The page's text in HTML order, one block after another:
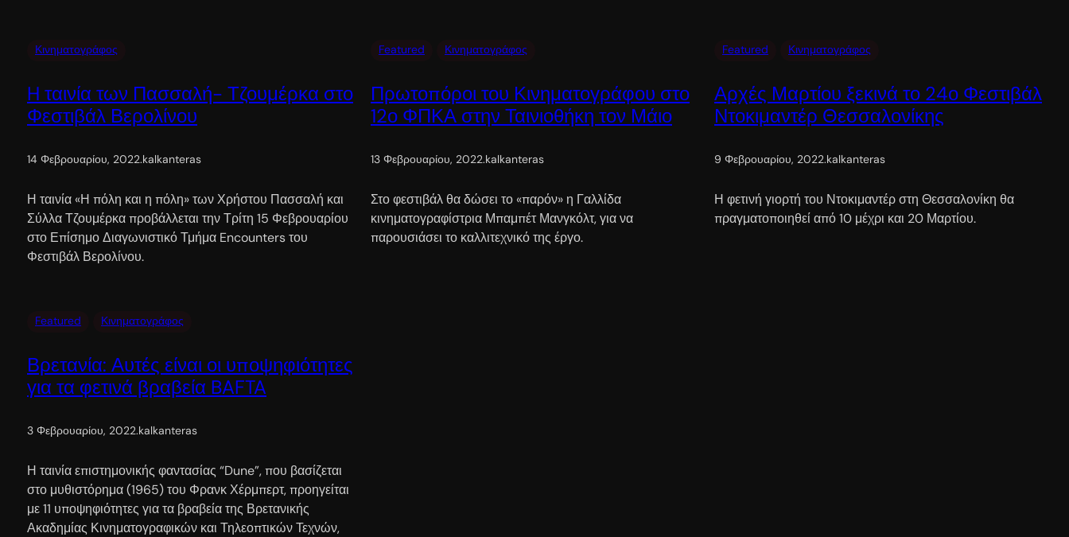
Κινηματογράφος
H ταινία των Πασσαλή- Τζουμέρκα στο
Φεστιβάλ Βερολίνου
14 Φεβρουαρίου, 2022.kalkanteras
Η ταινία «Η πόλη και η πόλη» των Χρήστου Πασσαλή και
Σύλλα Τζουμέρκα προβάλλεται την Τρίτη 15 Φεβρουαρίου
στο Επίσημο Διαγωνιστικό Τμήμα Encounters του
Φεστιβάλ Βερολίνου.
Featured Κινηματογράφος
Πρωτοπόροι του Κινηματογράφου στο
12ο ΦΠΚΑ στην Ταινιοθήκη τον Μάιο
13 Φεβρουαρίου, 2022.kalkanteras
Στο φεστιβάλ θα δώσει το «παρόν» η Γαλλίδα
κινηματογραφίστρια Μπαμπέτ Μανγκόλτ, για να
παρουσιάσει το καλλιτεχνικό της έργο.
Featured Κινηματογράφος
Αρχές Μαρτίου ξεκινά το 24ο Φεστιβάλ
Ντοκιμαντέρ Θεσσαλονίκης
9 Φεβρουαρίου, 2022.kalkanteras
Η φετινή γιορτή του Ντοκιμαντέρ στη Θεσσαλονίκη θα
πραγματοποιηθεί από 10 μέχρι και 20 Μαρτίου.
Featured Κινηματογράφος
Βρετανία: Αυτές είναι οι υποψηφιότητες
για τα φετινά βραβεία BAFTA
3 Φεβρουαρίου, 2022.kalkanteras
Η ταινία επιστημονικής φαντασίας “Dune”, που βασίζεται
στο μυθιστόρημα (1965) του Φρανκ Χέρμπερτ, προηγείται
με 11 υποψηφιότητες για τα βραβεία της Βρετανικής
Ακαδημίας Κινηματογραφικών και Τηλεοπτικών Τεχνών,